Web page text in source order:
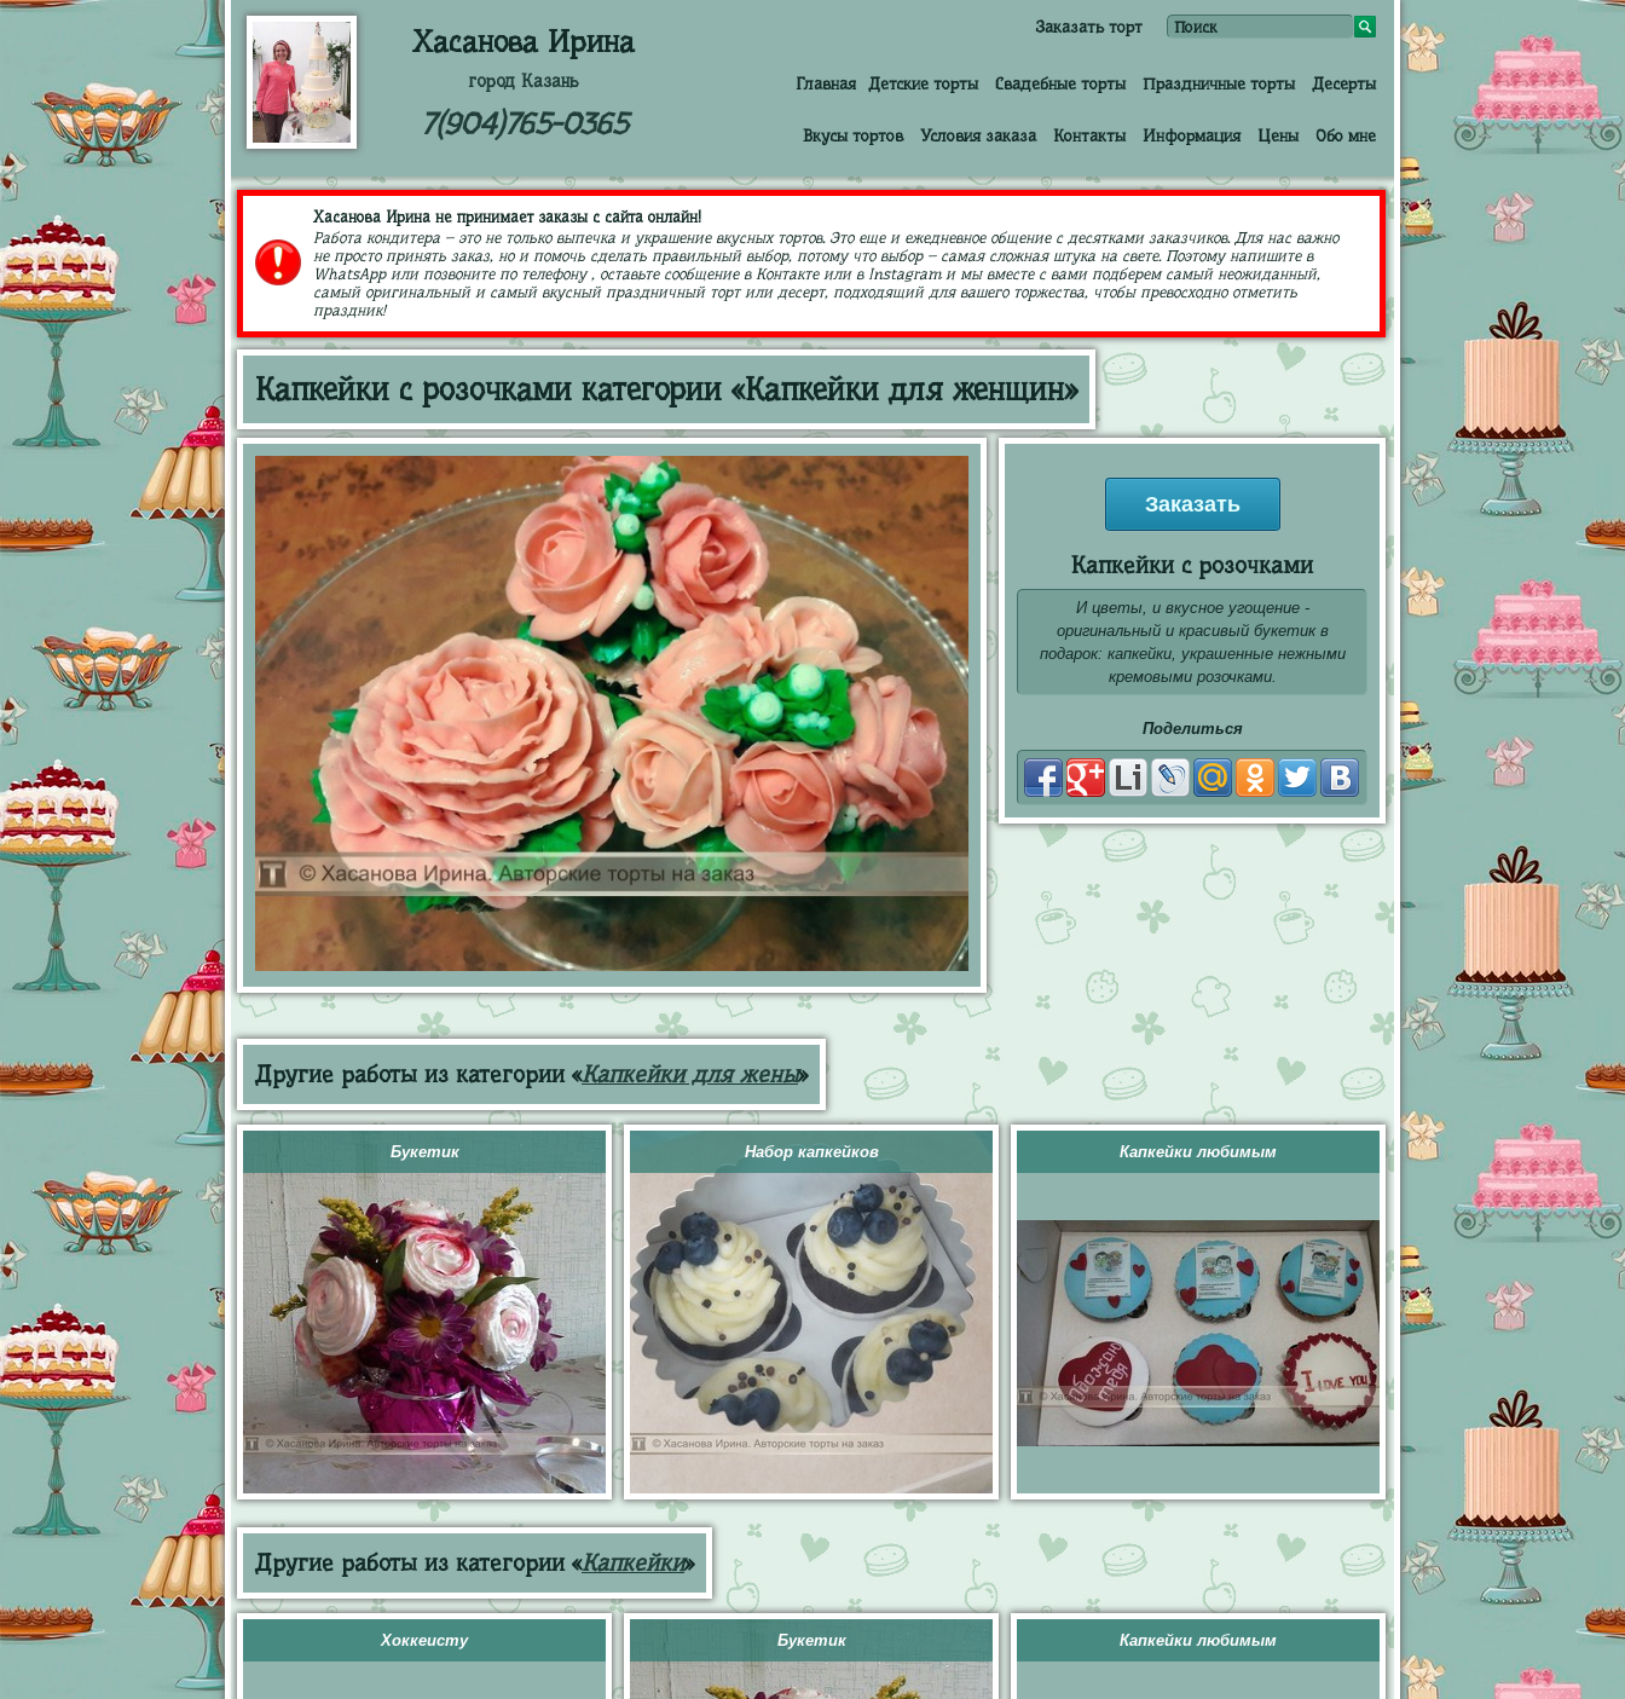
Хасанова Ирина
город Казань
7(904)765-0365
Заказать торт
Главная Детские торты Свадебные торты Праздничные торты Десерты
Вкусы тортов Условия заказа Контакты Информация Цены Обо мне
Хасанова Ирина не принимает заказы с сайта онлайн!
Работа кондитера – это не только выпечка и украшение вкусных тортов. Это еще и ежедневное общение с десятками заказчиков. Для нас важно
не просто принять заказ, но и помочь сделать правильный выбор, потому что выбор – самая сложная штука на свете. Поэтому напишите в
WhatsApp или позвоните по телефону , оставьте сообщение в Контакте или в Instagram и мы вместе с вами подберем самый неожиданный,
самый оригинальный и самый вкусный праздничный торт или десерт, подходящий для вашего торжества, чтобы превосходно отметить
праздник!
Капкейки с розочками категории «Капкейки для женщин»
Заказать
Капкейки с розочками
И цветы, и вкусное угощение -
оригинальный и красивый букетик в
подарок: капкейки, украшенные нежными
кремовыми розочками.
Поделиться
Другие работы из категории «Капкейки для жены»
Букетик Набор капкейков Капкейки любимым
Другие работы из категории «Капкейки»
Хоккеисту Букетик Капкейки любимым